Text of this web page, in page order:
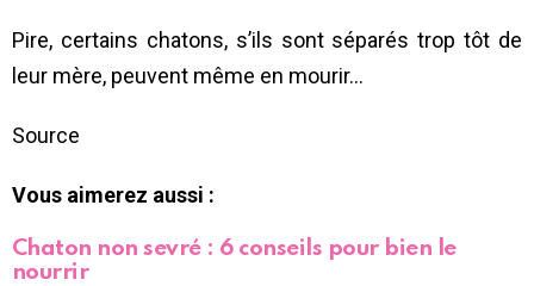
Pire, certains chatons, s’ils sont séparés trop tôt de
leur mère, peuvent même en mourir…
Source
Vous aimerez aussi :
Chaton non sevré : 6 conseils pour bien le
nourrir